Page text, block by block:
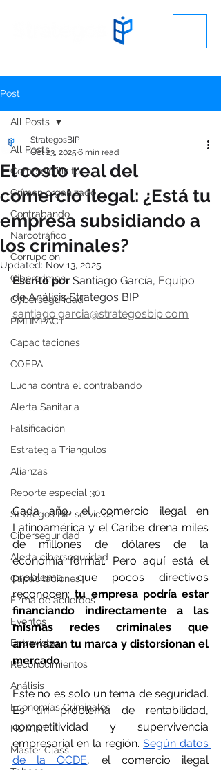
Post
All Posts
Comercio ilícito
Crímen organizado
Contrabando
Narcotráfico
Corrupción
Cibercrimen
Cyberseguridad
PMI IMPACT
Capacitaciones
COEPA
Lucha contra el contrabando
Alerta Sanitaria
Falsificación
Estrategia Triangulos
Alianzas
Reporte especial 301
Strategos BIP servicios
Ciberseguridad
Alerta ciberseguridad
Capacitaciones
Firma de acuerdos
Eventos
Entrevistas
Reconocimientos
Análisis
Economías Criminales
HUMINT
Master Class
All Posts
El costo real del
comercio ilegal: ¿Está tu
empresa subsidiando a
los criminales?
StrategosBIP
Oct 23, 2025 6 min read
Updated: Nov 13, 2025
Escrito por Santiago García, Equipo
de Análisis Strategos BIP:
santiago.garcia@strategosbip.com
Cada año, el comercio ilegal en
Latinoamérica y el Caribe drena miles
de millones de dólares de la
economía formal. Pero aquí está el
problema que pocos directivos
reconocen: tu empresa podría estar
financiando indirectamente a las
mismas redes criminales que
amenazan tu marca y distorsionan el
mercado.
Este no es solo un tema de seguridad.
Es un problema de rentabilidad,
competitividad y supervivencia
empresarial en la región. Según datos
de la OCDE, el comercio ilegal